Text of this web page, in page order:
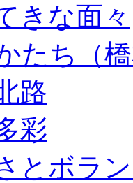
きな面々
たち（
路
彩
とボラ